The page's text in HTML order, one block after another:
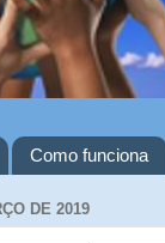
Como funciona
DE 2019